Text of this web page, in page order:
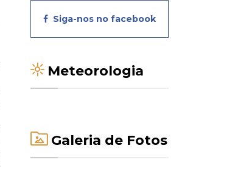
Siga-nos no facebook
Meteorologia
Galeria de Fotos